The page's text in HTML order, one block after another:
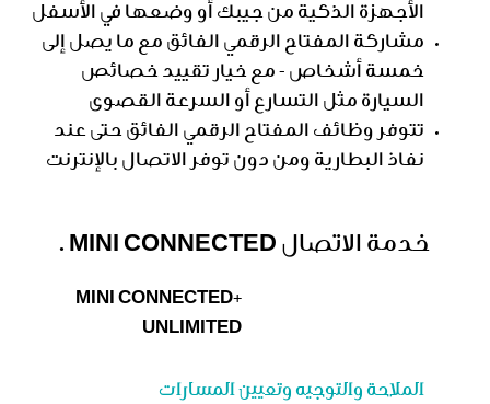
الأجهزة الذكية من جيبك أو وضعها في الأسفل
مشاركة المفتاح الرقمي الفائق مع ما يصل إلى
خمسة أشخاص - مع خيار تقييد خصائص
السيارة مثل التسارع أو السرعة القصوى
تتوفر وظائف المفتاح الرقمي الفائق حتى عند
نفاذ البطارية ومن دون توفر الاتصال بالإنترنت
خدمة الاتصال MINI CONNECTED .
MINI CONNECTED+
UNLIMITED
الملاحة والتوجيه وتعيين المسارات